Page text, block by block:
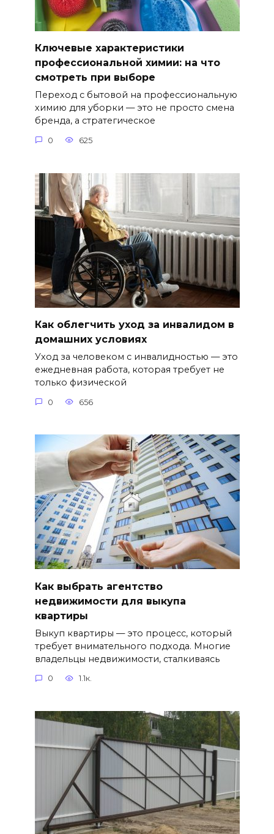
Ключевые характеристики
профессиональной химии: на что
смотреть при выборе
Переход с бытовой на профессиональную
химию для уборки — это не просто смена
бренда, а стратегическое
0 625
Как облегчить уход за инвалидом в
домашних условиях
Уход за человеком с инвалидностью — это
ежедневная работа, которая требует не
только физической
0 656
Как выбрать агентство
недвижимости для выкупа
квартиры
Выкуп квартиры — это процесс, который
требует внимательного подхода. Многие
владельцы недвижимости, сталкиваясь
0 1.1к.